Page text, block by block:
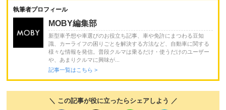
執筆者プロフィール
MOBY編集部
新型車予想や車選びのお役立ち記事、車や免許にまつわる豆知
識、カーライフの困りごとを解決する方法など、自動車に関する
様々な情報を発信。普段クルマは乗るだけ・使うだけのユーザー
や、あまりクルマに興味が...
記事一覧はこちら >
＼ この記事が役に立ったらシェアしよう ／